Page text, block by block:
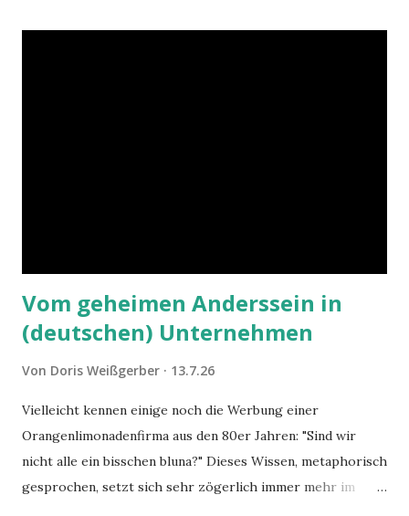
Vom geheimen Anderssein in
(deutschen) Unternehmen
Von Doris Weißgerber 13.7.26
Vielleicht kennen einige noch die Werbung einer
Orangenlimonadenfirma aus den 80er Jahren: "Sind wir
nicht alle ein bisschen bluna?" Dieses Wissen, metaphorisch
gesprochen, setzt sich sehr zögerlich immer mehr im